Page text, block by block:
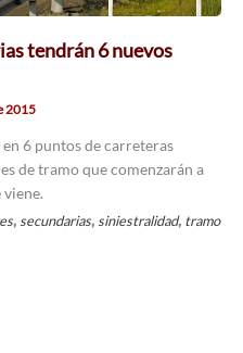
tendrán 6 nuevos
2015
6 puntos de carreteras
de tramo que comenzarán a
,secundarias,siniestralidad, tramo